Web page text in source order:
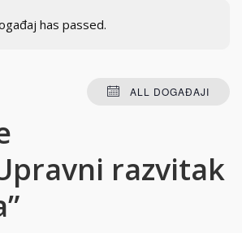
has passed.
ALL DOGAĐAJI
razvitak